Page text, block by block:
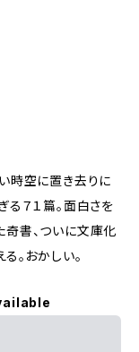
時空に置き去りに
る７１篇。面白さを
書、ついに文庫化
。おかしい。